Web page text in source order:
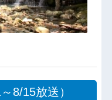
8/15放送）